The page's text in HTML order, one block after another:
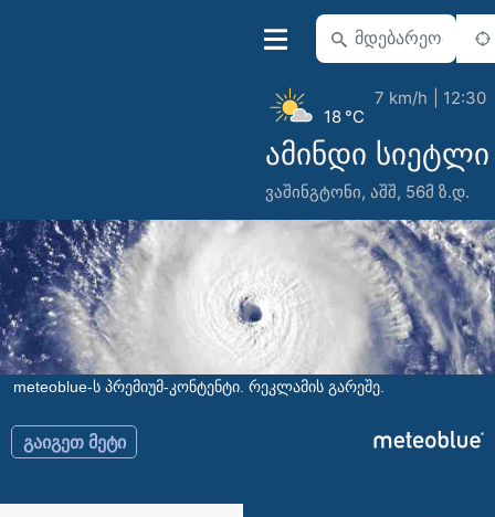
ამინდი სიეტლი
ვაშინგტონი, აშშ, 56მ ზ.დ.
18 °C
7 km/h 12:30